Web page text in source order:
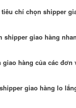
chí chọn shipper
shipper giao hàng
hàng của các đơn
giao hàng lo